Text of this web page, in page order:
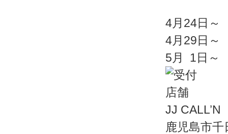
4月24日
4月29日
5月 1日～
JJ
鹿児島市